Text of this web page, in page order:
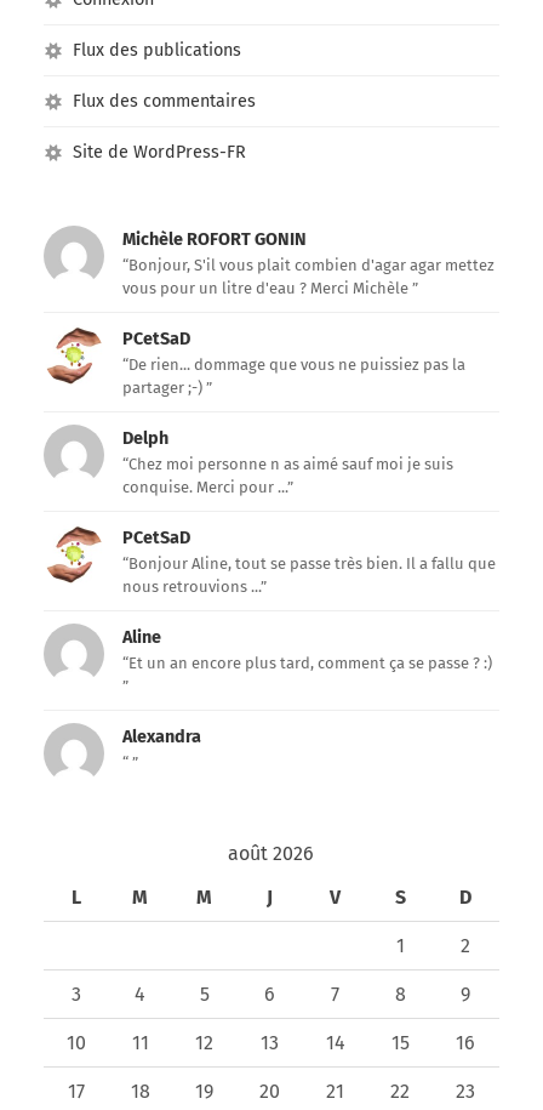
Flux des publications
Flux des commentaires
Site de WordPress-FR
Michèle ROFORT GONIN
“Bonjour, S'il vous plait combien d'agar agar mettez
vous pour un litre d'eau ? Merci Michèle ”
PCetSaD
“De rien... dommage que vous ne puissiez pas la
partager ;-) ”
Delph
“Chez moi personne n as aimé sauf moi je suis
conquise. Merci pour ...”
PCetSaD
“Bonjour Aline, tout se passe très bien. Il a fallu que
nous retrouvions ...”
Aline
“Et un an encore plus tard, comment ça se passe ? :)
”
Alexandra
“ ”
août 2026
L
M M J V S D
1 2
3 4 5 6 7 8 9
10 11 12 13 14 15 16
17 18 19 20 21 22 23